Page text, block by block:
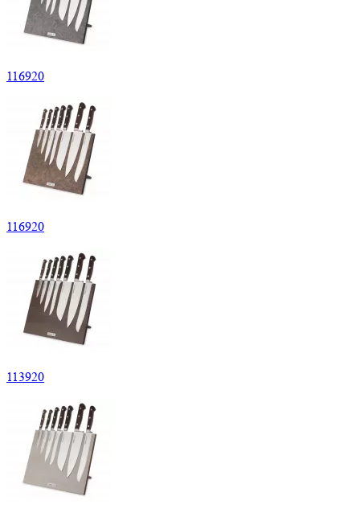
116920
116920
113920